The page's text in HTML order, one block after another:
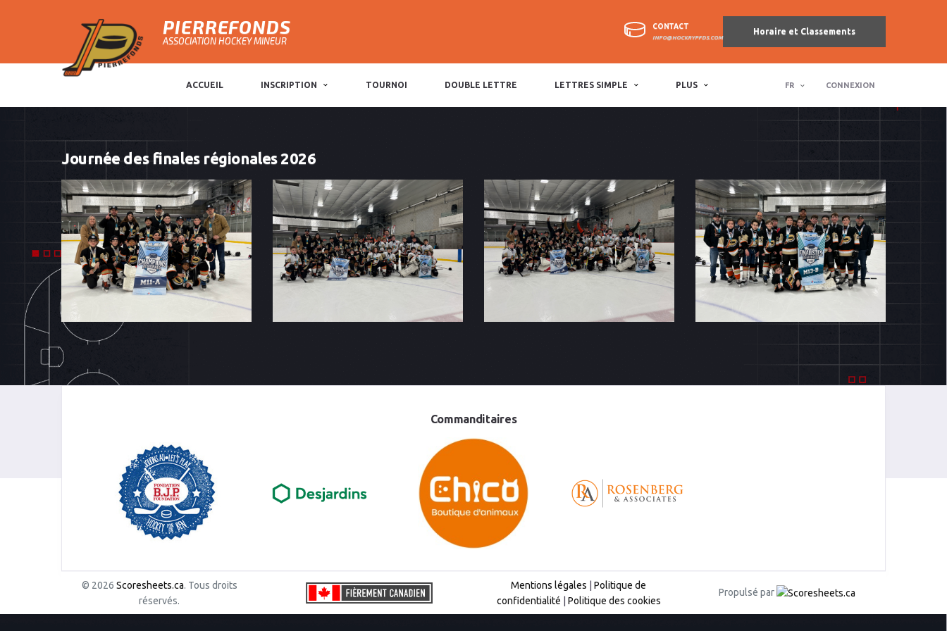
PIERREFONDS
ASSOCIATION HOCKEY MINEUR
CONTACT
INFO@HOCKRYPFDS.COM
Horaire et Classements
ACCUEIL INSCRIPTION TOURNOI DOUBLE LETTRE LETTRES SIMPLE PLUS FR CONNEXION
Journée des finales régionales 2026
Commanditaires
© 2026 Scoresheets.ca. Tous droits
réservés.
Mentions légales |Politique de
confidentialité
Politique des cookies
Propulsé par